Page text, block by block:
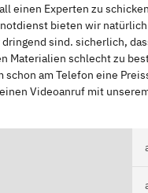
einen Experten zu
bieten wir natürlich
sind. sicherlich,
Materialien schlecht zu
am Telefon eine
Videoanruf mit